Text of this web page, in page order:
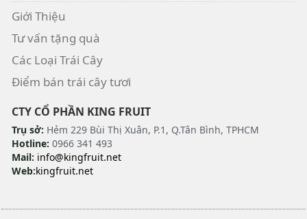
Giới Thiệu
Tư vấn tặng quà
Các Loại Trái Cây
Điểm bán trái cây tươi
CTY CỔ PHẦN KING FRUIT
Trụ sở: Hẻm 229 Bùi Thị Xuân, P.1, Q.Tân Bình, TPHCM
Hotline: 0966 341 493
Mail: info@kingfruit.net
Web:kingfruit.net